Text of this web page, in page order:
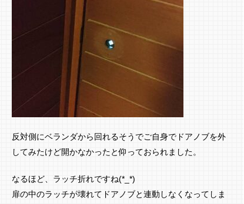
反対側にベランダから回れるそうでご自身でドアノブを外
してみたけど開かなかったと仰っておられました。
なるほど、ラッチ折れですね(*_*)
扉の中のラッチが壊れてドアノブと連動しなくなってしま